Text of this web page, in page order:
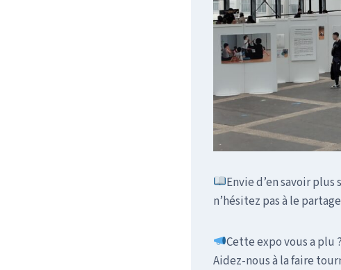
Envie d’en savoir
n’hésitez pas à le
Cette expo vous a plu
Aidez-nous à la faire